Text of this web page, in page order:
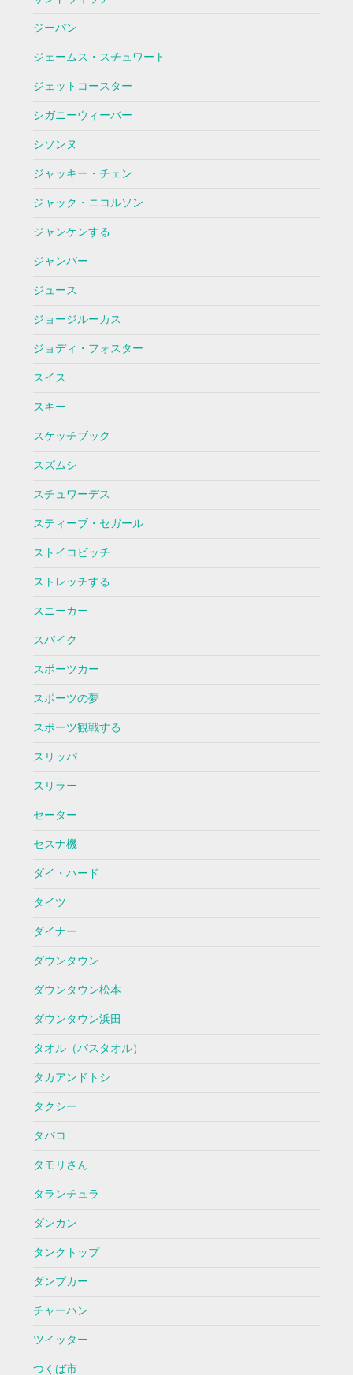
ジーパン
ジェームス・スチュワート
ジェットコースター
シガニーウィーバー
シソンヌ
ジャッキー・チェン
ジャック・ニコルソン
ジャンケンする
ジャンバー
ジュース
ジョージルーカス
ジョディ・フォスター
スイス
スキー
スケッチブック
スズムシ
スチュワーデス
スティーブ・セガール
ストイコビッチ
ストレッチする
スニーカー
スパイク
スポーツカー
スポーツの夢
スポーツ観戦する
スリッパ
スリラー
セーター
セスナ機
ダイ・ハード
タイツ
ダイナー
ダウンタウン
ダウンタウン松本
ダウンタウン浜田
タオル（バスタオル）
タカアンドトシ
タクシー
タバコ
タモリさん
タランチュラ
ダンカン
タンクトップ
ダンプカー
チャーハン
ツイッター
つくば市